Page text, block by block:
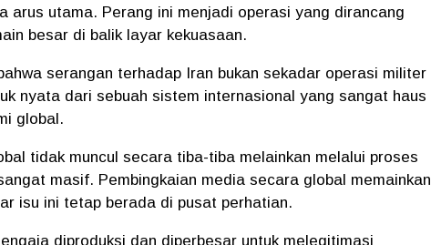
arus utama. Perang ini menjadi operasi yang dirancang
besar di balik layar kekuasaan.
serangan terhadap Iran bukan sekadar operasi militer
nyata dari sebuah sistem internasional yang sangat haus
global.
tidak muncul secara tiba-tiba melainkan melalui proses
masif. Pembingkaian media secara global memainkan
isu ini tetap berada di pusat perhatian.
diproduksi dan diperbesar untuk melegitimasi